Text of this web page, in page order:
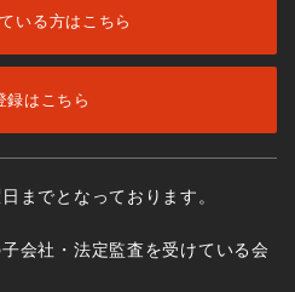
いる方はこちら
録はこちら
までとなっております。
会社・法定監査を受けている会